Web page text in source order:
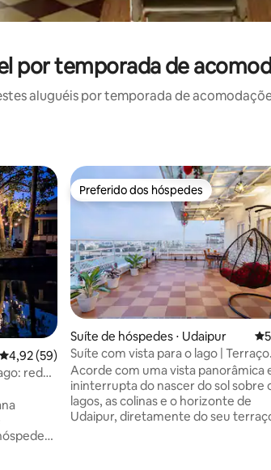
por temporada de
aluguéis por temporada de
4,92 de uma avaliação média de 5, 59 avaliações
4,92 (59)
rede,
Preferido dos hóspedes
Preferido dos hóspedes
Suíte de hóspedes ⋅ Udaipur 5
Suíte com vista para o lago | Terraço
privativo | Vista para Aravalli
Acorde com uma vista panorâmica
ininterrupta do nascer do sol sobre
lagos, as colinas e o horizonte de
Udaipur, diretamente do seu